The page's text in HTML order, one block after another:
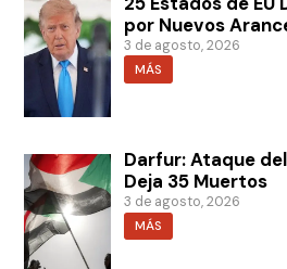
por Nuevos
3 de agosto, 2026
MÁS
Darfur: Ataque
Deja 35 Muertos
3 de agosto, 2026
MÁS